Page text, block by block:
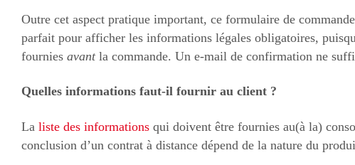
Outre cet aspect pratique important, ce formulaire de
parfait pour afficher les informations légales obligatoires,
fournies avantla commande. Un e-mail de confirmation ne
Quelles informations faut-il fournir au client ?
La liste des informations qui doivent être fournies au(à la)
conclusion d’un contrat à distance dépend de la nature du